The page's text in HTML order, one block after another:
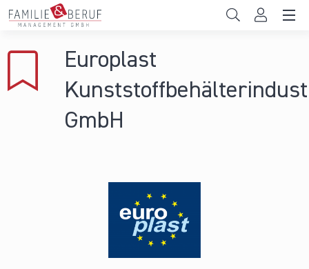
Direkt zum Inhalt
Gemeinden
Hochschulen
Europlast
GmbH